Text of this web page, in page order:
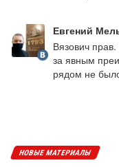
Евгений
Вязович
за явным
рядом не
НОВЫЕ МАТЕРИАЛЫ